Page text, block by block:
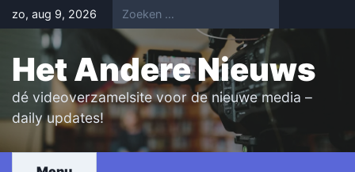
Skip
to
content
zo, aug 9, 2026
Het Andere Nieuws
dé videoverzamelsite voor de nieuwe media –
daily updates!